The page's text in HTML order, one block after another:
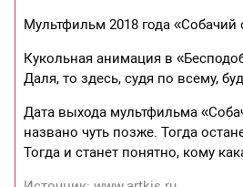
Мультфильм 2018 года
Кукольная анимация в
Даля, то здесь, судя по всему,
Дата выхода мультфильма
названо чуть позже. Тогда
Тогда и станет понятно, кому